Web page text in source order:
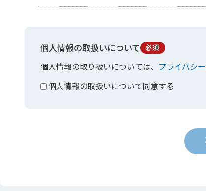
個人情報の取扱いについて 必須
個人情報の取り扱いについては、 プライバシ
個人情報の取扱いについて同意する